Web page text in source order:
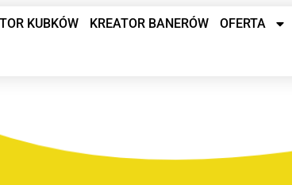
KUBKÓW KREATOR BANERÓW OFERTA